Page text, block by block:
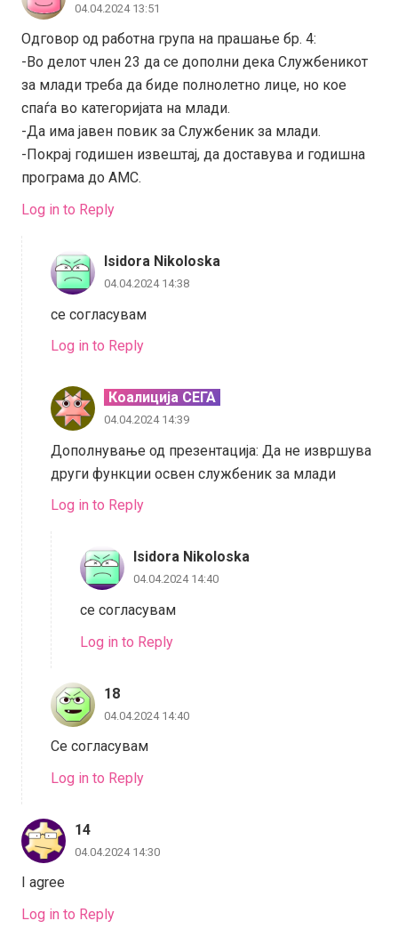
04.04.2024 13:51
Одговор од работна група на прашање бр. 4:
-Во делот член 23 да се дополни дека Службеникот
за млади треба да биде полнолетно лице, но кое
спаѓа во категоријата на млади.
-Да има јавен повик за Службеник за млади.
-Покрај годишен извештај, да доставува и годишна
програма до АМС.
Log in to Reply
Isidora Nikoloska
04.04.2024 14:38
се согласувам
Log in to Reply
Коалиција СЕГА
04.04.2024 14:39
Дополнување од презентација: Да не извршува
други функции освен службеник за млади
Log in to Reply
Isidora Nikoloska
04.04.2024 14:40
се согласувам
Log in to Reply
18
04.04.2024 14:40
Се согласувам
Log in to Reply
14
04.04.2024 14:30
I agree
Log in to Reply